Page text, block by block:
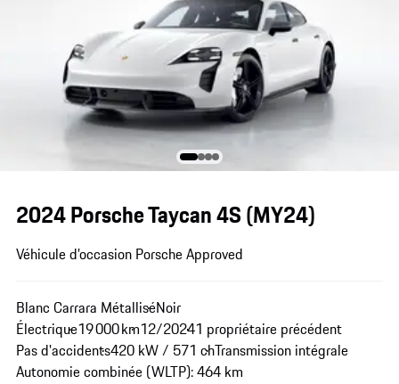
2024 Porsche Taycan 4S (MY24)
Véhicule d’occasion Porsche Approved
Blanc Carrara MétalliséNoir
Électrique19 000 km12/20241 propriétaire précédent
Pas d'accidents420 kW / 571 chTransmission intégrale
Autonomie combinée (WLTP): 464 km